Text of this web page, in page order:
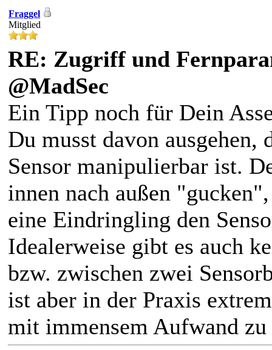
Fraggel
Mitglied
RE: Zugriff und
@MadSec
Ein Tipp noch für Dein
Du musst davon ausgehen,
Sensor manipulierbar ist.
innen nach außen
eine Eindringling den
Idealerweise gibt es auch
bzw. zwischen zwei
ist aber in der Praxis
mit immensem Aufwand zu